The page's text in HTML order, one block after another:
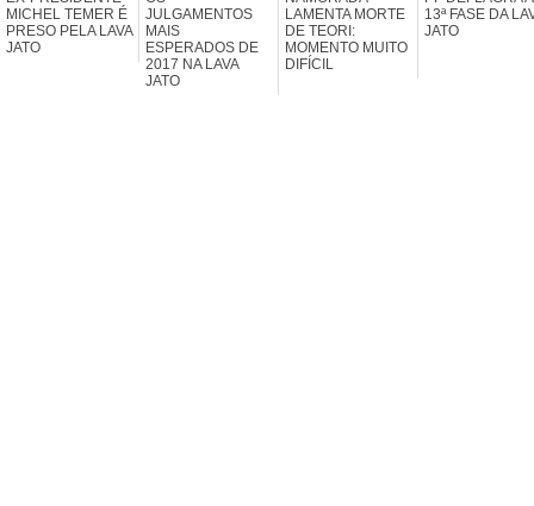
MICHEL TEMER É
PRESO PELA LAVA
JATO
JULGAMENTOS
MAIS
ESPERADOS DE
2017 NA LAVA
JATO
LAMENTA MORTE
DE TEORI:
MOMENTO MUITO
DIFÍCIL
13ª FASE DA
JATO